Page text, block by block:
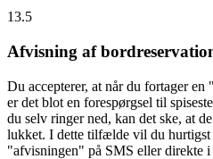
13.5
Afvisning af
Du accepterer, at når du fortager
er det blot en forespørgsel til
du selv ringer ned, kan det ske, at
lukket. I dette tilfælde vil du
"afvisningen" på SMS eller direkte i